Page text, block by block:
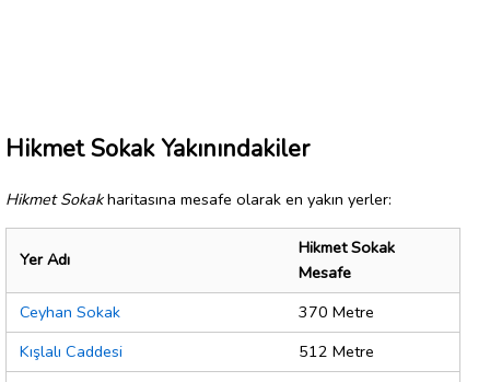
Hikmet Sokak Yakınındakiler
Hikmet Sokakharitasına mesafe olarak en yakın yerler:
Yer Adı
Hikmet Sokak
Mesafe
Ceyhan Sokak
370 Metre
Kışlalı Caddesi
512 Metre